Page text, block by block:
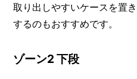
取り出しやすいケースを置
するのもおすすめです。
ゾーン2 下段